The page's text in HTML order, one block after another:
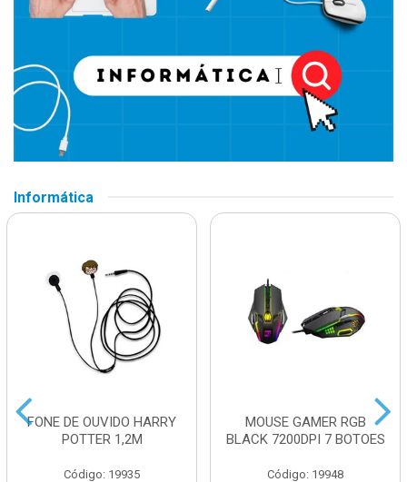
Informática
FONE DE OUVIDO HARRY
POTTER 1,2M
Código: 19935
MOUSE GAMER RGB
BLACK 7200DPI 7 BOTOES
Código: 19948